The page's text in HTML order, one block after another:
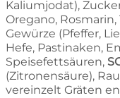
Kaliumjodat),
Oregano,
Gewürze (Pfeffer,
Hefe, Pastinaken,
Speisefettsäuren,
(Zitronensäure),
vereinzelt Gräten